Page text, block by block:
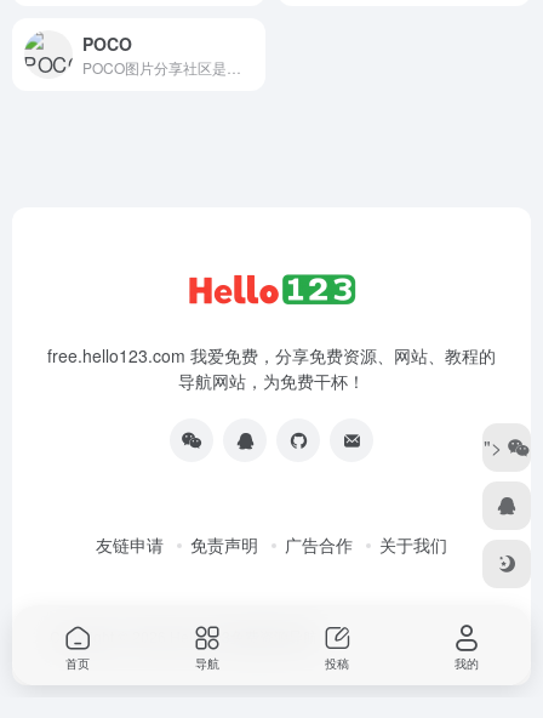
POCO
free.hello123.com 我爱免费，分享免费资源、网站、教程的
导航网站，为免费干杯！
友链申请 免责声明 广告合作 关于我们
Copyright © 2026 Hello123免费资源导航
">
首页 导航 投稿 我的